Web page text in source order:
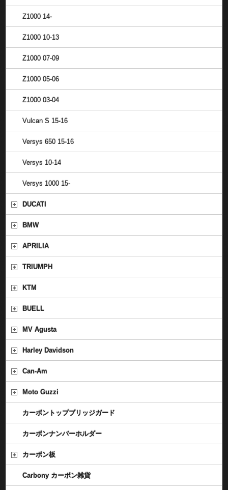
Z1000 14-
Z1000 10-13
Z1000 07-09
Z1000 05-06
Z1000 03-04
Vulcan S 15-16
Versys 650 15-16
Versys 10-14
Versys 1000 15-
DUCATI
BMW
APRILIA
TRIUMPH
KTM
BUELL
MV Agusta
Harley Davidson
Can-Am
Moto Guzzi
カーボントップブリッジガード
カーボンナンバーホルダー
カーボン板
Carbony カーボン雑貨